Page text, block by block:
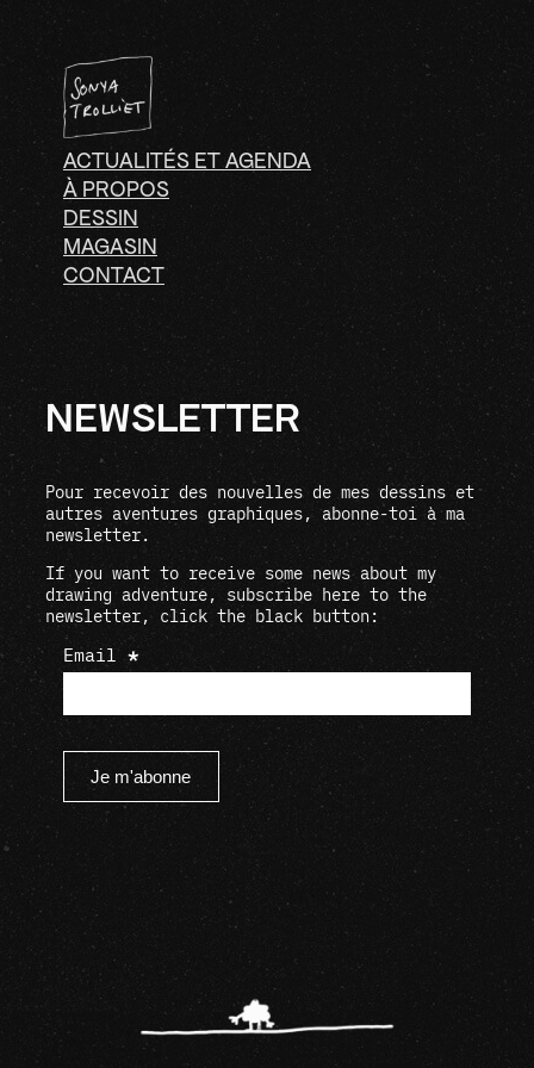
ACTUALITÉS ET AGENDA
À PROPOS
DESSIN
MAGASIN
CONTACT
NEWSLETTER
Pour recevoir des nouvelles de mes dessins et
autres aventures graphiques, abonne-toi à ma
newsletter.
If you want to receive some news about my
drawing adventure, subscribe here to the
newsletter, click the black button:
Newsletter
Email *
Je m'abonne